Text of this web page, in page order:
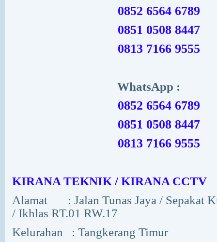
0852 6564 6789
0851 0508 8447
0813 7166 9555
WhatsApp :
0852 6564 6789
0851 0508 8447
0813 7166 9555
KIRANA TEKNIK / KIRANA CCTV
Alamat
: Jalan Tunas Jaya / Sepakat
/ Ikhlas RT.01 RW.17
Kelurahan
: Tangkerang Timur